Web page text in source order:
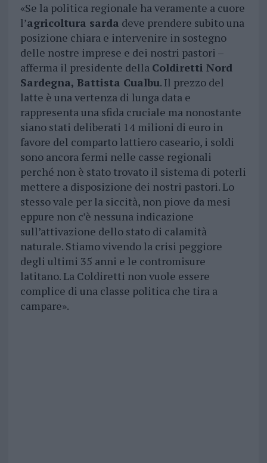
«Se la politica regionale ha veramente a cuore
l’agricoltura sarda deve prendere subito una
posizione chiara e intervenire in sostegno
delle nostre imprese e dei nostri pastori –
afferma il presidente della Coldiretti Nord
Sardegna, Battista Cualbu. Il prezzo del
latte è una vertenza di lunga data e
rappresenta una sfida cruciale ma nonostante
siano stati deliberati 14 milioni di euro in
favore del comparto lattiero caseario, i soldi
sono ancora fermi nelle casse regionali
perché non è stato trovato il sistema di poterli
mettere a disposizione dei nostri pastori. Lo
stesso vale per la siccità, non piove da mesi
eppure non c’è nessuna indicazione
sull’attivazione dello stato di calamità
naturale. Stiamo vivendo la crisi peggiore
degli ultimi 35 anni e le contromisure
latitano. La Coldiretti non vuole essere
complice di una classe politica che tira a
campare».